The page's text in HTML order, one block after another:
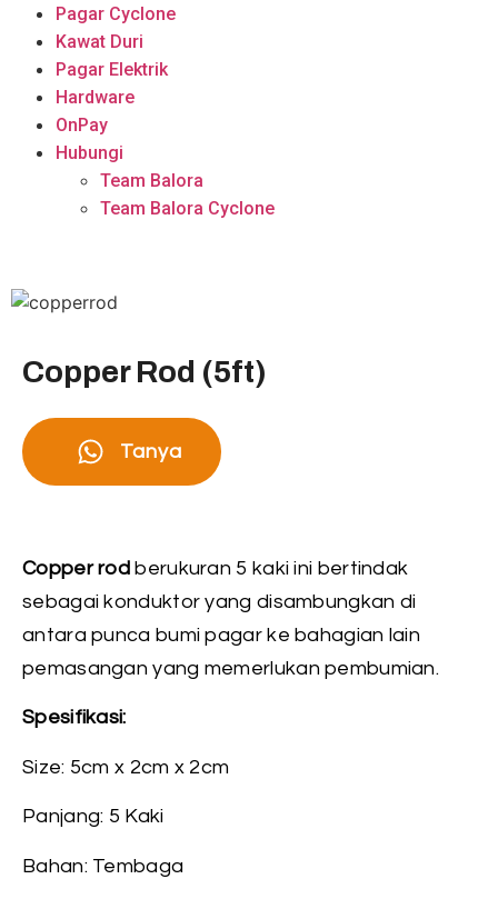
Pagar Cyclone
Kawat Duri
Pagar Elektrik
Hardware
OnPay
Hubungi
Team Balora
Team Balora Cyclone
Copper Rod (5ft)
Tanya
Copper rod berukuran 5 kaki ini bertindak
sebagai konduktor yang disambungkan di
antara punca bumi pagar ke bahagian lain
pemasangan yang memerlukan pembumian.
Spesifikasi:
Size: 5cm x 2cm x 2cm
Panjang: 5 Kaki
Bahan: Tembaga